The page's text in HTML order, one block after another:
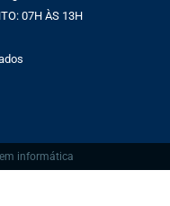
07H ÀS 13H
informática